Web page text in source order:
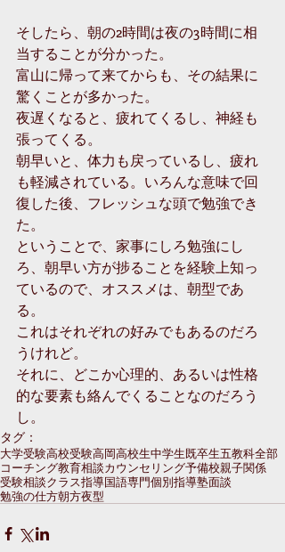
そしたら、朝の2時間は夜の3時間に相
当することが分かった。
富山に帰って来てからも、その結果に
驚くことが多かった。
夜遅くなると、疲れてくるし、神経も
張ってくる。
朝早いと、体力も戻っているし、疲れ
も軽減されている。いろんな意味で回
復した後、フレッシュな頭で勉強でき
た。
ということで、家事にしろ勉強にし
ろ、朝早い方が捗ることを経験上知っ
ているので、オススメは、朝型であ
る。
これはそれぞれの好みでもあるのだろ
うけれど。
それに、どこか心理的、あるいは性格
的な要素も絡んでくることなのだろう
し。
タグ：
大学受験高校受験高岡高校生中学生既卒生五教科全部
コーチング教育相談カウンセリング予備校親子関係
受験相談クラス指導国語専門個別指導塾面談
勉強の仕方朝方夜型